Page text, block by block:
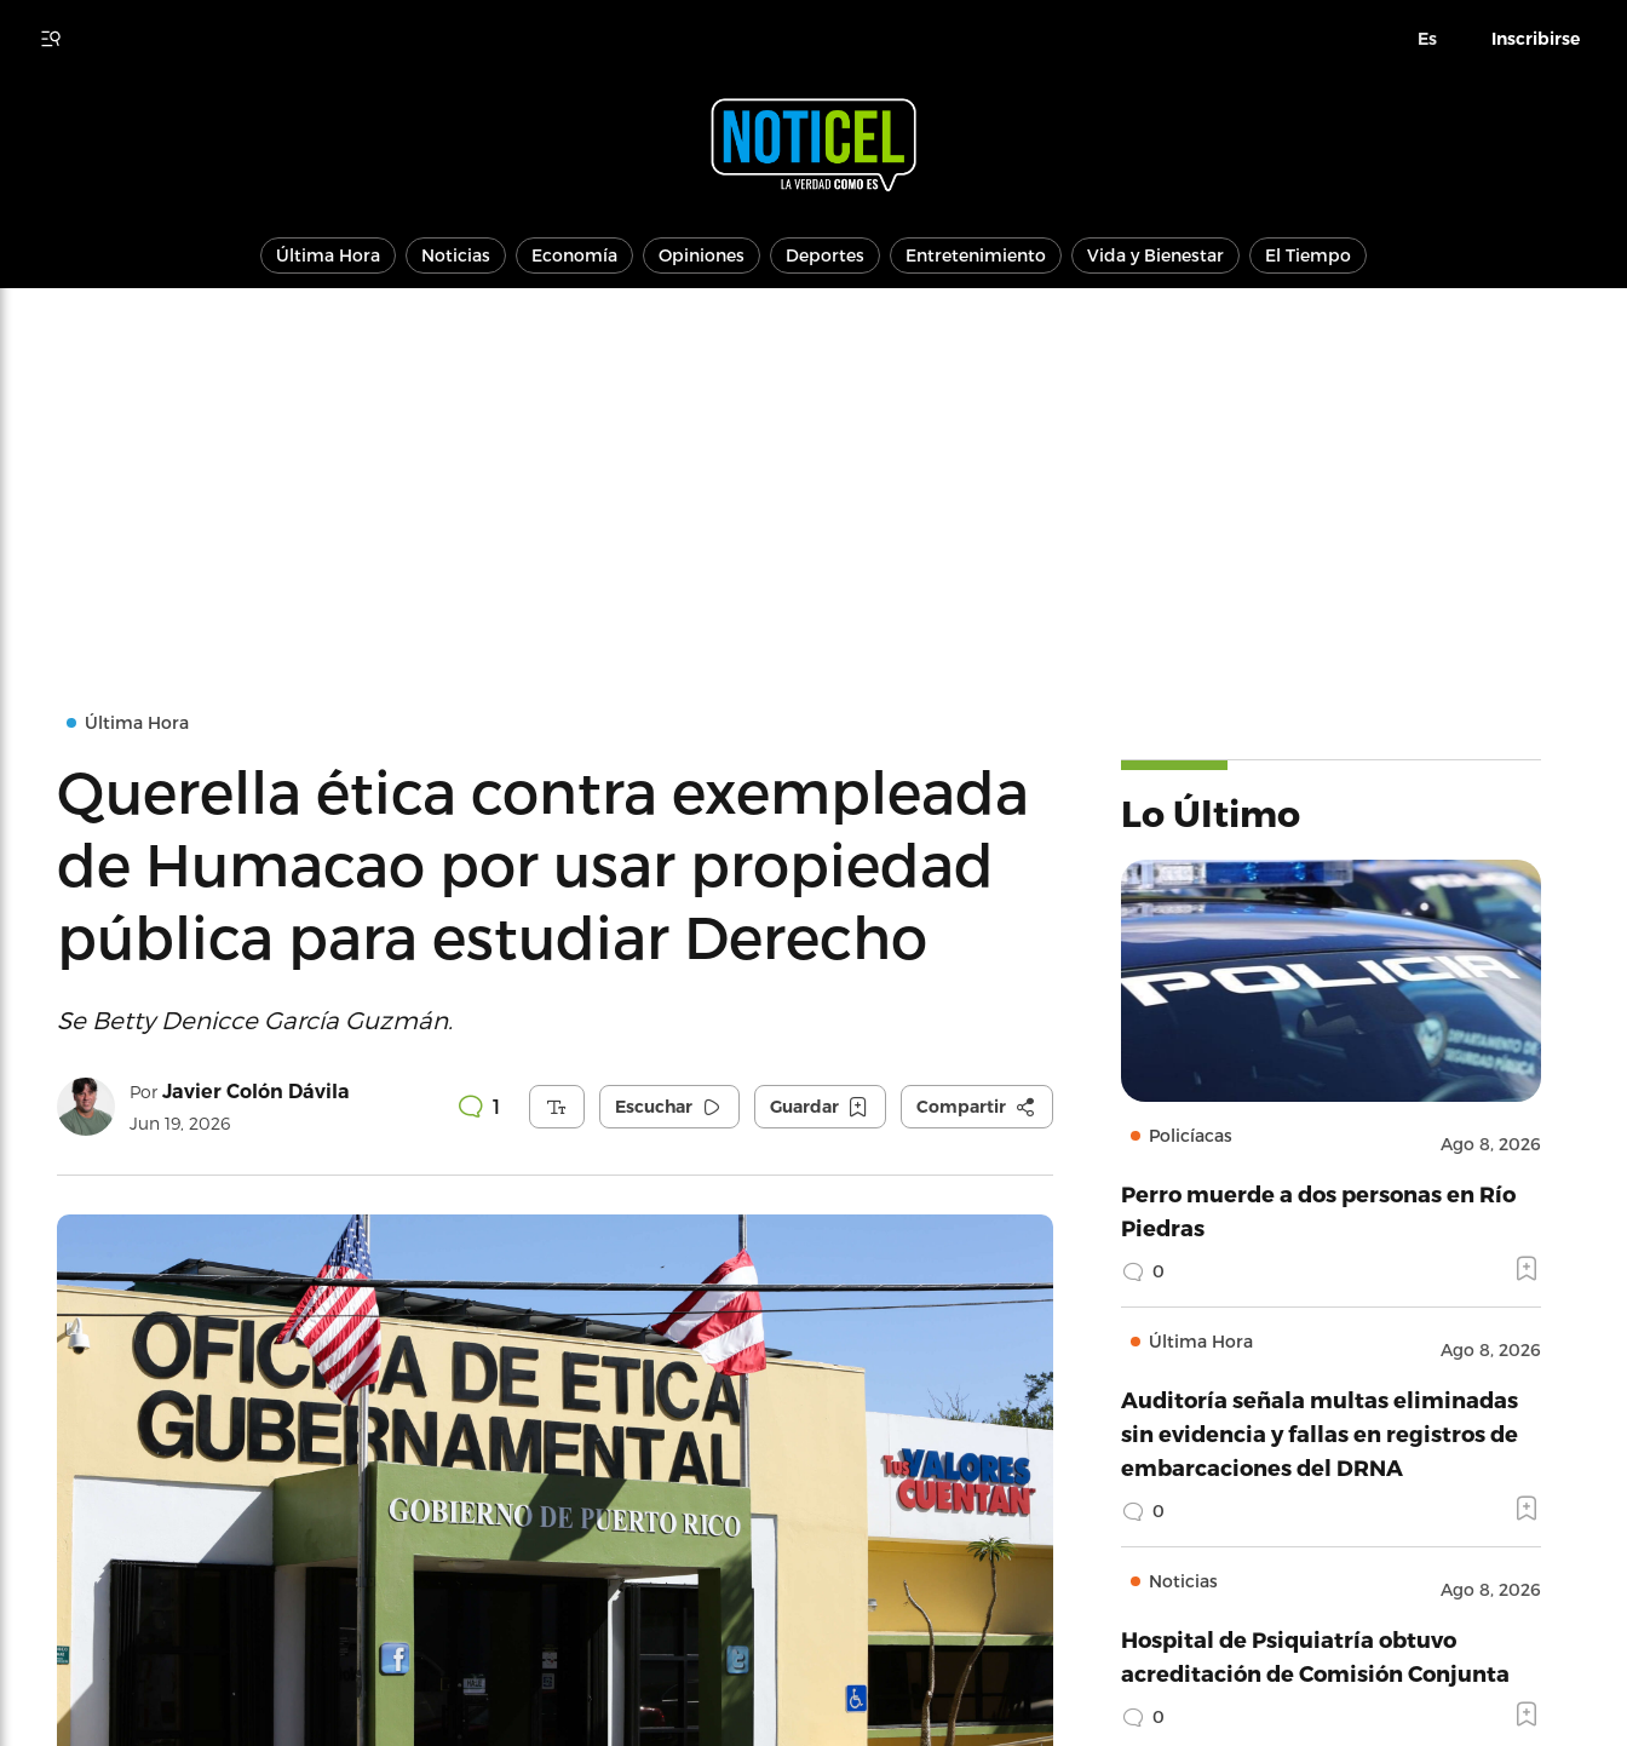
Es Inscribirse
Última Hora Noticias Economía Opiniones Deportes Entretenimiento Vida y Bienestar El Tiempo
Última Hora
Querella ética contra exempleada
de Humacao por usar propiedad
pública para estudiar Derecho
Se Betty Denicce García Guzmán.
Por Javier Colón Dávila
Jun 19, 2026
1 Escuchar Guardar Compartir
Lo Último
Policíacas Ago 8, 2026
Perro muerde a dos personas en Río
Piedras
0
Última Hora Ago 8, 2026
Auditoría señala multas eliminadas
sin evidencia y fallas en registros de
embarcaciones del DRNA
0
Noticias Ago 8, 2026
Hospital de Psiquiatría obtuvo
acreditación de Comisión Conjunta
0